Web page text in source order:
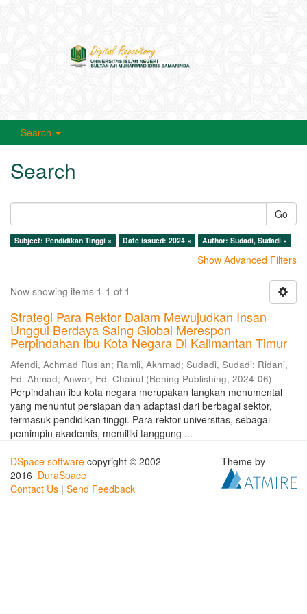
Search
Search
Go
Subject: Pendidikan Tinggi × Date issued: 2024 × Author: Sudadi, Sudadi ×
Show Advanced Filters
Now showing items 1-1 of 1
Strategi Para Rektor Dalam Mewujudkan Insan
Unggul Berdaya Saing Global Merespon
Perpindahan Ibu Kota Negara Di Kalimantan Timur
Afendi, Achmad Ruslan; Ramli, Akhmad; Sudadi, Sudadi; Ridani,
Ed. Ahmad; Anwar, Ed. Chairul (Bening Publishing, 2024-06)
Perpindahan ibu kota negara merupakan langkah monumental
yang menuntut persiapan dan adaptasi dari berbagai sektor,
termasuk pendidikan tinggi. Para rektor universitas, sebagai
pemimpin akademis, memiliki tanggung ...
DSpace software copyright © 2002-
2016 DuraSpace
Contact Us | Send Feedback
Theme by